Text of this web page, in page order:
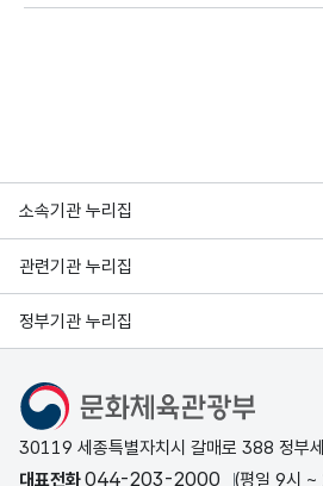
소속기관 누리집
관련기관 누리집
정부기관 누리집
문화체육관광부
30119 세종특별자치시 갈매로 388 정부
대표전화044-203-2000 (평일 9시 ~